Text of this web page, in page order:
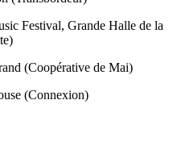
Festival, Grande Halle de la
(Coopérative de Mai)
(Connexion)